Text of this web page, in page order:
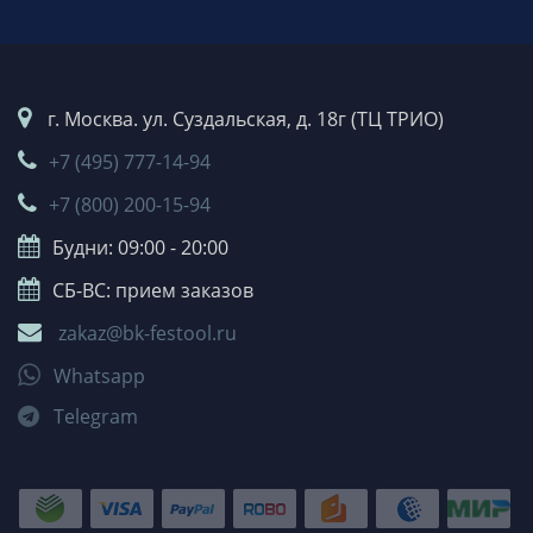
г. Москва. ул. Суздальская, д. 18г (ТЦ ТРИО)
+7 (495) 777-14-94
+7 (800) 200-15-94
Будни: 09:00 - 20:00
СБ-ВС: прием заказов
zakaz@bk-festool.ru
Whatsapp
Telegram